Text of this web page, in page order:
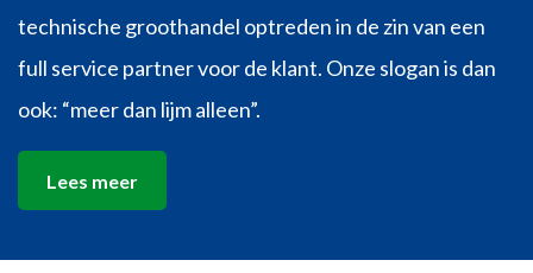
technische groothandel optreden in de zin van een
full service partner voor de klant. Onze slogan is dan
ook: “meer dan lijm alleen”.
Lees meer